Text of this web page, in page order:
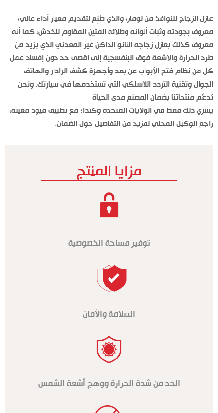
عازل الزجاج للنوافذ من لومار، والذي صُنِع لتقديم معيار أداء عالي،
معروف بجودته وثبات ألوانه وطلائه المتين المقاوم للخدش، كما أنه
معروف كذلك بعازل زجاجه النانو الداكن غير المعدني الذي يزيد من
طرد الحرارة والأشعة فوق البنفسجية إلى أقصى حد دون إفساد عمل
كل من نظام فتح الأبواب عن بعد وأجهزة كشف الرادار والهاتف
الجوال وتقنية التردد اللاسلكي التي تستخدمها في سيارتك. ونحن
نُدعِّم منتجاتنا بضمان المصنع مدى الحياة
يسري ذلك فقط في الولايات المتحدة وكندا؛ مع تطبيق قيود معينة،
راجع الوكيل المحلي لمزيد من التفاصيل حول الضمان.
مزايا المنتج
الحد من شدة الحرارة ووهج أشعة الشمس
السلامة والأمان
توفير مساحة الخصوصية